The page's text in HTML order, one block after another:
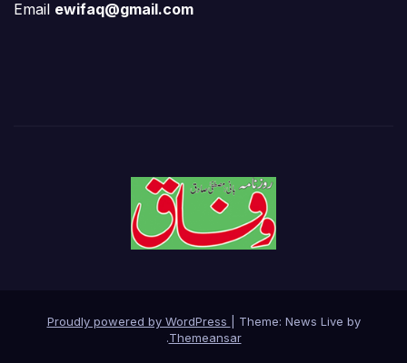
Email ewifaq@gmail.com
Proudly powered by WordPress
Theme: News Live by
Themeansar
.